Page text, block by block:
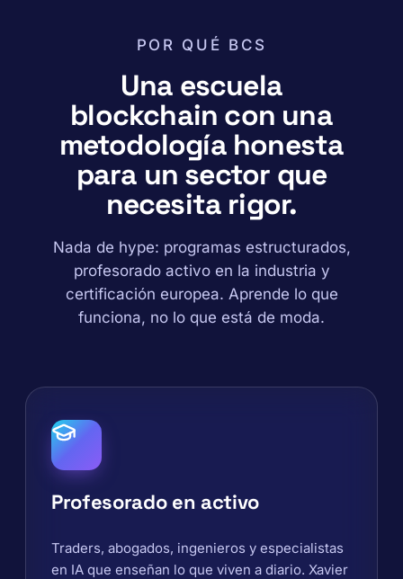
POR QUÉ BCS
Una escuela
blockchain con una
metodología honesta
para un sector que
necesita rigor.
Nada de hype: programas estructurados,
profesorado activo en la industria y
certificación europea. Aprende lo que
funciona, no lo que está de moda.
Profesorado en activo
Traders, abogados, ingenieros y especialistas
en IA que enseñan lo que viven a diario. Xavier